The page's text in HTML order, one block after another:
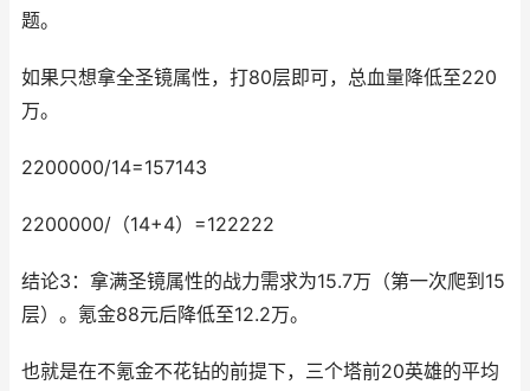
题。
如果只想拿全圣镜属性，打80层即可，总血量降低至220
万。
2200000/14=157143
2200000/（14+4）=122222
结论3：拿满圣镜属性的战力需求为15.7万（第一次爬到15
层）。氪金88元后降低至12.2万。
也就是在不氪金不花钻的前提下，三个塔前20英雄的平均